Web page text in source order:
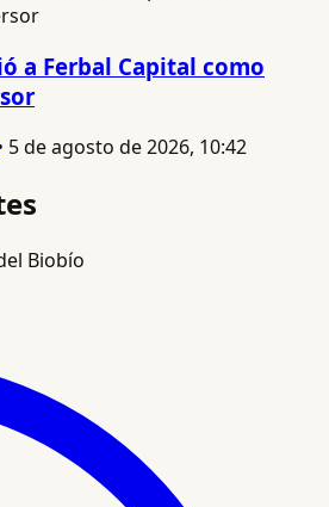
a Ferbal Capital como
5 de agosto de 2026, 10:42
Biobío